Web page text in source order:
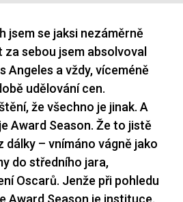
jsem se jaksi nezáměrně
sebou jsem absolvoval
Angeles a vždy, víceméně
udělování cen.
že všechno je jinak. A
Award Season. Že to jistě
dálky – vnímáno vágně jako
do středního jara,
Oscarů. Jenže při pohledu